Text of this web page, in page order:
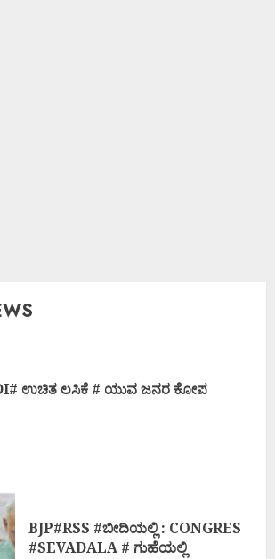
ಉಚಿತ ಲಸಿಕೆ # ಯುವ ಜನರ ಕೋಪ
BJP#RSS #ಬೀದಿಯಲ್ಲಿ : CONGRES
#SEVADALA # ಗುಹೆಯಲ್ಲಿ